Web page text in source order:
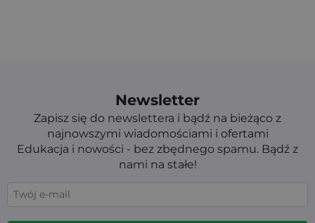
Newsletter
Zapisz się do newslettera i bądź na bieżąco z
najnowszymi wiadomościami i ofertami
Edukacja i nowości - bez zbędnego spamu. Bądź z
nami na stałe!